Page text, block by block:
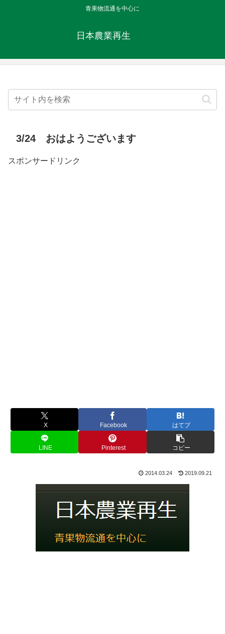
青果物流通を中心に
日本農業再生
3/24 おはようございます
スポンサードリンク
X Facebook はてブ
LINE Pinterest コピー
2014.03.24 2019.09.21